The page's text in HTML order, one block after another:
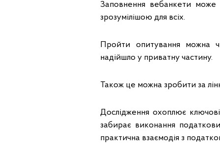
Заповнення вебанкети
зрозумілішою для всіх.
Пройти опитування можна
надійшло у приватну частину.
Також це можна зробити за
Дослідження охоплює ключові
забирає виконання
практична взаємодія з